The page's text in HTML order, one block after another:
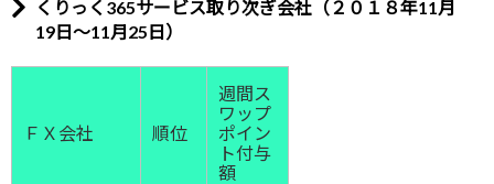
くりっく365サービス取り次ぎ会社（２０１８年11月
19日～11月25日）
ＦＸ会社 順位
週間ス
ワップ
ポイン
ト付与
額